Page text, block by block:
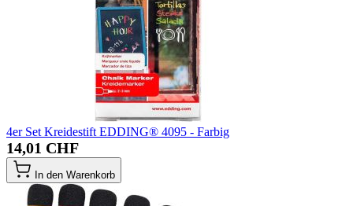
4er Set Kreidestift EDDING® 4095 - Farbig
14,01 CHF
In den Warenkorb